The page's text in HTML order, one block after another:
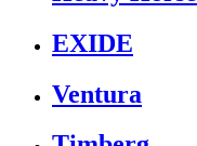
EXIDE
Ventura